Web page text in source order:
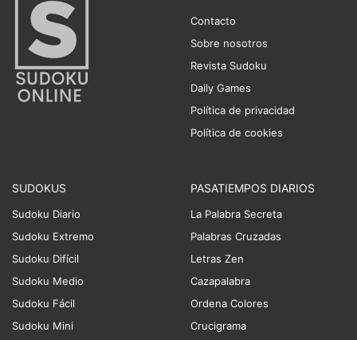
Contacto
Sobre nosotros
Revista Sudoku
Daily Games
Política de privacidad
Política de cookies
SUDOKUS
Sudoku Diario
Sudoku Extremo
Sudoku Difícil
Sudoku Medio
Sudoku Fácil
Sudoku Mini
PASATIEMPOS DIARIOS
La Palabra Secreta
Palabras Cruzadas
Letras Zen
Cazapalabra
Ordena Colores
Crucigrama